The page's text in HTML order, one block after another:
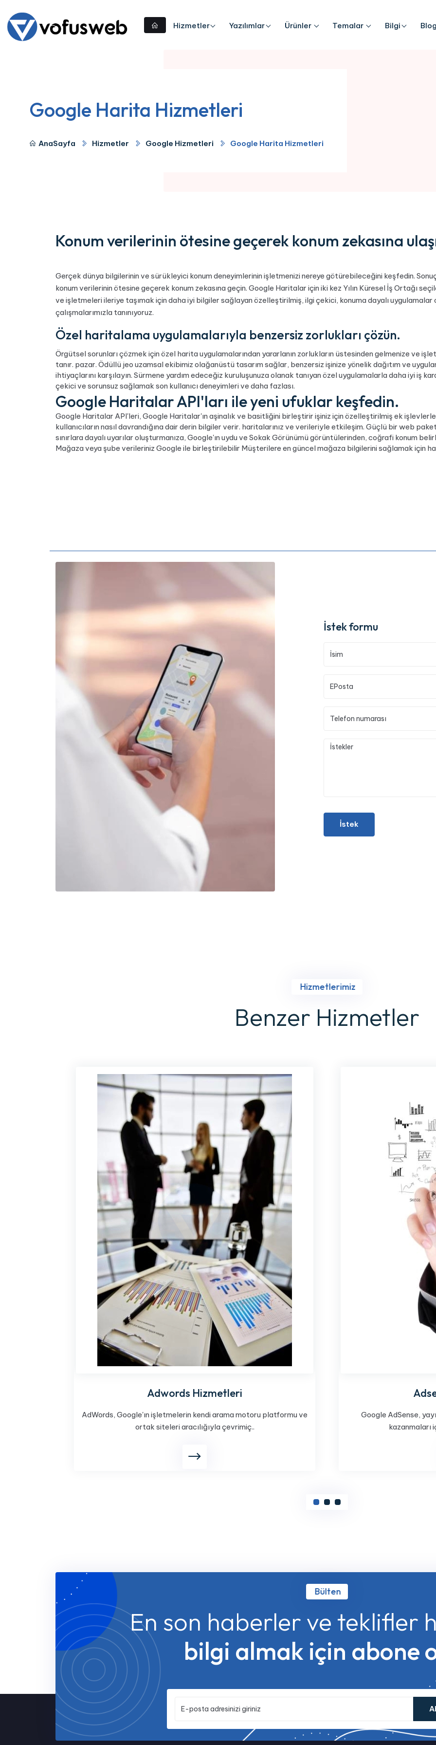
Hizmetler Yazılımlar Ürünler Temalar Bilgi Blog
Google Harita Hizmetleri
AnaSayfa Hizmetler Google Hizmetleri Google Harita Hizmetleri
Konum verilerinin ötesine geçerek konum zekasına
Gerçek dünya bilgilerinin ve sürükleyici konum deneyimlerinin işletmenizi nereye götürebileceğini keşfedin.
konum verilerinin ötesine geçerek konum zekasına geçin. Google Haritalar için iki kez Yılın Küresel İş Ortağı
ve işletmeleri ileriye taşımak için daha iyi bilgiler sağlayan özelleştirilmiş, ilgi çekici, konuma dayalı uygulamalar
çalışmalarımızla tanınıyoruz.
Özel haritalama uygulamalarıyla benzersiz zorlukları çözün.
Örgütsel sorunları çözmek için özel harita uygulamalarından yararlanın zorlukların üstesinden gelmenize ve
tanır. pazar. Ödüllü jeo uzamsal ekibimiz olağanüstü tasarım sağlar, benzersiz işinize yönelik dağıtım ve
ihtiyaçlarını karşılayın. Sürmene yardım edeceğiz kuruluşunuza olanak tanıyan özel uygulamalarla daha iyi iş
çekici ve sorunsuz sağlamak son kullanıcı deneyimleri ve daha fazlası.
Google Haritalar API'ları ile yeni ufuklar keşfedin.
Google Haritalar API'leri, Google Haritalar'ın aşinalık ve basitliğini birleştirir işiniz için özelleştirilmiş ek
kullanıcıların nasıl davrandığına dair derin bilgiler verir. haritalarınız ve verileriyle etkileşim. Güçlü bir web
sınırlara dayalı uyarılar oluşturmanıza, Google'ın uydu ve Sokak Görünümü görüntülerinden, coğrafi konum
Mağaza veya şube verileriniz Google ile birleştirilebilir Müşterilere en güncel mağaza bilgilerini sağlamak için
İstek formu
İstek
Hizmetlerimiz
Benzer Hizmetler
Adwords Hizmetleri
AdWords, Google'ın işletmelerin kendi arama motoru platformu ve
ortak siteleri aracılığıyla çevrimiç..
Google AdSense,
kazanmaları
Bülten
En son haberler ve teklifler
bilgi almak için abone